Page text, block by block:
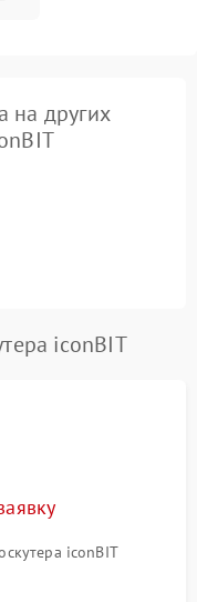
на других
iconBIT
iconBIT